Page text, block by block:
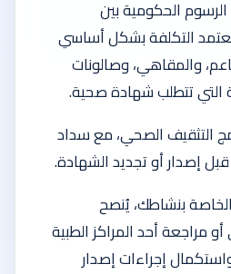
الحكومية بين
تعتمد التكلفة بشكل أساسي
والمقاهي، وصالونات
التي تتطلب شهادة صحية.
التثقيف الصحي، مع سداد
إصدار أو تجديد الشهادة.
بنشاطك، يُنصح
مراجعة أحد المراكز الطبية
إجراءات إصدار